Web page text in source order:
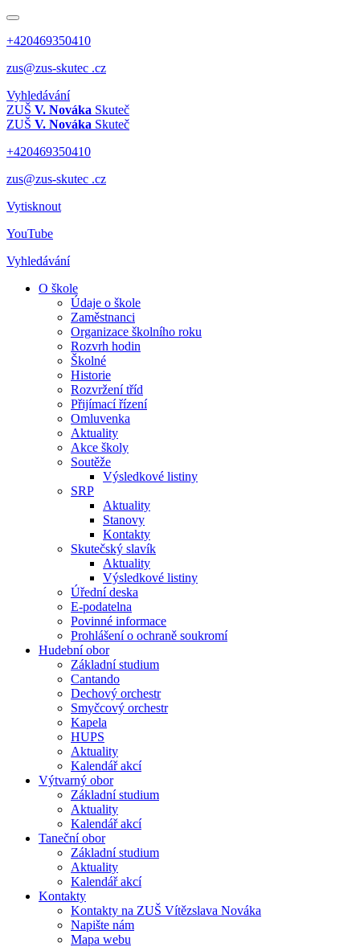
+420469350410
zus@zus-skutec .cz
Vyhledávání
ZUŠ V. Nováka Skuteč
ZUŠ V. Nováka Skuteč
+420469350410
zus@zus-skutec .cz
Vytisknout
YouTube
Vyhledávání
O škole
Údaje o škole
Zaměstnanci
Organizace školního roku
Rozvrh hodin
Školné
Historie
Rozvržení tříd
Přijímací řízení
Omluvenka
Aktuality
Akce školy
Soutěže
Výsledkové listiny
SRP
Aktuality
Stanovy
Kontakty
Skutečský slavík
Aktuality
Výsledkové listiny
Úřední deska
E-podatelna
Povinné informace
Prohlášení o ochraně soukromí
Hudební obor
Základní studium
Cantando
Dechový orchestr
Smyčcový orchestr
Kapela
HUPS
Aktuality
Kalendář akcí
Výtvarný obor
Základní studium
Aktuality
Kalendář akcí
Taneční obor
Základní studium
Aktuality
Kalendář akcí
Kontakty
Kontakty na ZUŠ Vítězslava Nováka
Napište nám
Mapa webu